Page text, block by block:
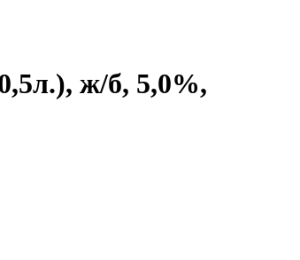
ж/б, 5,0%,